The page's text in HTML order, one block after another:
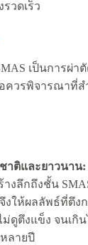
วดเร็ว
เป็นการผ่า
ควรพิจารณาที่
าติและยาวนาน:
งลึกถึงชั้น
งให้ผลลัพธ์ที่ตึง
ดูตึงแข็ง จนเกิ
ลายปี